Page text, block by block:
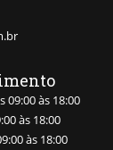
09:00 às 18:00
às 18:00
às 18:00